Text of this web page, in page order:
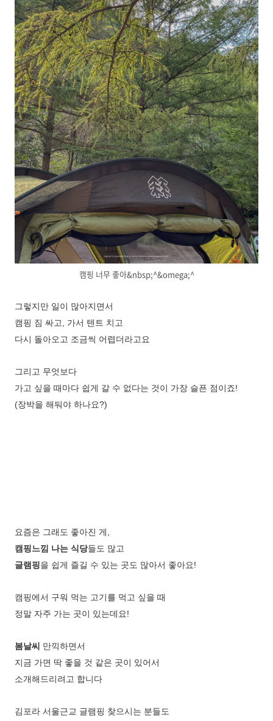
캠핑 너무 좋아&nbsp;^&omega;^
그렇지만 일이 많아지면서
캠핑 짐 싸고, 가서 텐트 치고
다시 돌아오고 조금씩 어렵더라고요
그리고 무엇보다
가고 싶을 때마다 쉽게 갈 수 없다는 것이 가장 슬픈 점이죠!
(장박을 해둬야 하나요?)
요즘은 그래도 좋아진 게,
캠핑느낌 나는 식당들도 많고
글램핑을 쉽게 즐길 수 있는 곳도 많아서 좋아요!
캠핑에서 구워 먹는 고기를 먹고 싶을 때
정말 자주 가는 곳이 있는데요!
봄날씨 만끽하면서
지금 가면 딱 좋을 것 같은 곳이 있어서
소개해드리려고 합니다
김포라 서울근교 글램핑 찾으시는 분들도